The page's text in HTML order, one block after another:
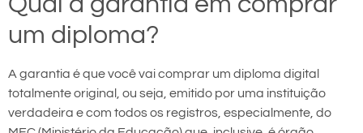
um diploma?
A garantia é que você vai comprar um diploma digital
totalmente original, ou seja, emitido por uma instituição
verdadeira e com todos os registros, especialmente, do